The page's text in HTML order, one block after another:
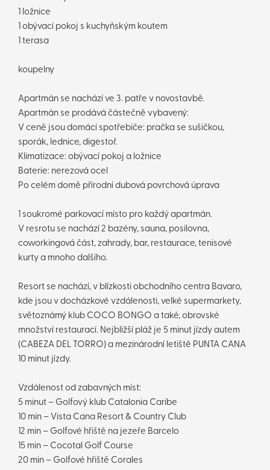
1 ložnice
1 obývací pokoj s kuchyňským koutem
1 terasa
koupelny
Apartmán se nachází ve 3. patře v novostavbě.
Apartmán se prodává částečně vybavený:
V ceně jsou domácí spotřebiče: pračka se sušičkou,
sporák, lednice, digestoř.
Klimatizace: obývací pokoj a ložnice
Baterie: nerezová ocel
Po celém domě přírodní dubová povrchová úprava
1 soukromé parkovací místo pro každý apartmán.
V resrotu se nachází 2 bazény, sauna, posilovna,
coworkingová část, zahrady, bar, restaurace, tenisové
kurty a mnoho dalšího.
Resort se nachází, v blízkosti obchodního centra Bavaro,
kde jsou v docházkové vzdálenosti, velké supermarkety,
světoznámý klub COCO BONGO a také, obrovské
množství restaurací. Nejbližší pláž je 5 minut jízdy autem
(CABEZA DEL TORRO) a mezinárodní letiště PUNTA CANA
10 minut jízdy.
Vzdálenost od zabavných míst:
5 minut – Golfový klub Catalonia Caribe
10 min – Vista Cana Resort & Country Club
12 min – Golfové hřiště na jezeře Barcelo
15 min – Cocotal Golf Course
20 min – Golfové hřiště Corales